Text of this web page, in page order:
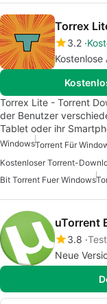
Torrex
3.2
Torrex Lite - Torrent
der Benutzer
Tablet oder ihr
WindowsTorrent Für
Bit Torrent Fuer Windows
uTorrent
3.8
Neue